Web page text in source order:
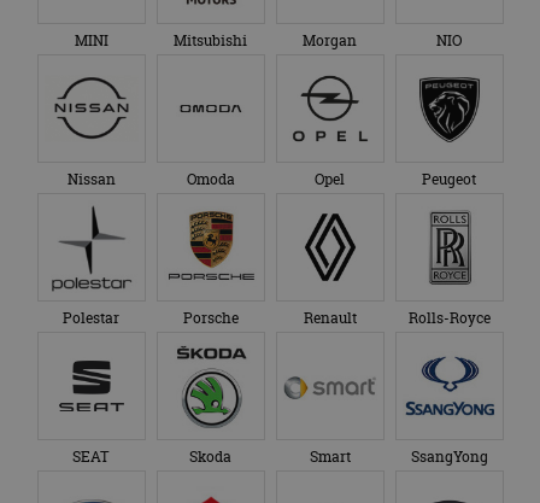
MINI Mitsubishi Morgan NIO
Nissan Omoda Opel Peugeot
Polestar Porsche Renault Rolls-Royce
SEAT Skoda Smart SsangYong